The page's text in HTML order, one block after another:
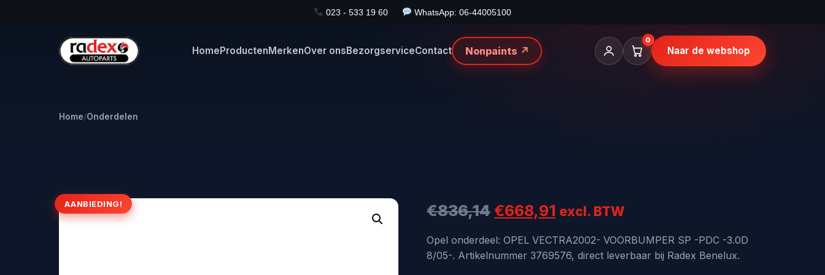
023 - 533 19 60 WhatsApp: 06-44005100
HomeProductenMerkenOver onsBezorgserviceContact Nonpaints ↗
0
Naar de webshop
Home/Onderdelen
AANBIEDING! €836,14Oorspronkelijke
prijs
was:
€668,91 Huidige
prijs
is:
excl. BTW
Opel onderdeel: OPEL VECTRA2002- VOORBUMPER SP -PDC -3.0D
8/05-. Artikelnummer 3769576, direct leverbaar bij Radex Benelux.